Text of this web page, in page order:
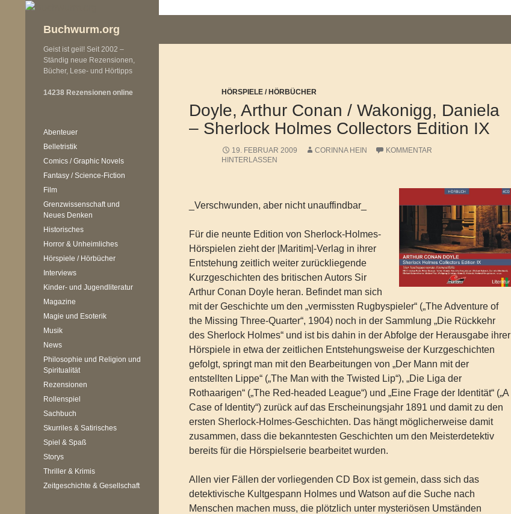
Buchwurm.org
HÖRSPIELE / HÖRBÜCHER
Doyle, Arthur Conan / Wakonigg, Daniela
– Sherlock Holmes Collectors Edition IX
19. FEBRUAR 2009 CORINNA HEIN
KOMMENTAR
HINTERLASSEN
_Verschwunden, aber nicht unauffindbar_
Für die neunte Edition von Sherlock-Holmes-
Hörspielen zieht der |Maritim|-Verlag in ihrer
Entstehung zeitlich weiter zurückliegende
Kurzgeschichten des britischen Autors Sir
Arthur Conan Doyle heran. Befindet man sich
mit der Geschichte um den „vermissten Rugbyspieler“ („The Adventure of
the Missing Three-Quarter“, 1904) noch in der Sammlung „Die Rückkehr
des Sherlock Holmes“ und ist bis dahin in der Abfolge der Herausgabe ihrer
Hörspiele in etwa der zeitlichen Entstehungsweise der Kurzgeschichten
gefolgt, springt man mit den Bearbeitungen von „Der Mann mit der
entstellten Lippe“ („The Man with the Twisted Lip“), „Die Liga der
Rothaarigen“ („The Red-headed League“) und „Eine Frage der Identität“ („A
Case of Identity“) zurück auf das Erscheinungsjahr 1891 und damit zu den
ersten Sherlock-Holmes-Geschichten. Das hängt möglicherweise damit
zusammen, dass die bekanntesten Geschichten um den Meisterdetektiv
bereits für die Hörspielserie bearbeitet wurden.
Allen vier Fällen der vorliegenden CD Box ist gemein, dass sich das
detektivische Kultgespann Holmes und Watson auf die Suche nach
Menschen machen muss, die plötzlich unter mysteriösen Umständen
Geist ist geil! Seit 2002 –
Ständig neue Rezensionen,
Bücher, Lese- und Hörtipps
14238 Rezensionen online
Abenteuer
Belletristik
Comics / Graphic Novels
Fantasy / Science-Fiction
Film
Grenzwissenschaft und
Neues Denken
Historisches
Horror & Unheimliches
Hörspiele / Hörbücher
Interviews
Kinder- und Jugendliteratur
Magazine
Magie und Esoterik
Musik
News
Philosophie und Religion und
Spiritualität
Rezensionen
Rollenspiel
Sachbuch
Skurriles & Satirisches
Spiel & Spaß
Storys
Thriller & Krimis
Zeitgeschichte & Gesellschaft